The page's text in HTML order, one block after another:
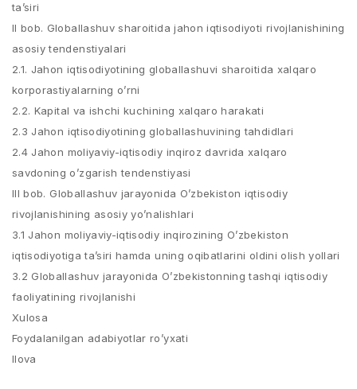
ta’siri
II bob. Globallashuv sharoitida jahon iqtisodiyoti rivojlanishining
asosiy tendenstiyalari
2.1. Jahon iqtisodiyotining globallashuvi sharoitida xalqaro
korporastiyalarning o’rni
2.2. Kapital va ishchi kuchining xalqaro harakati
2.3 Jahon iqtisodiyotining globallashuvining tahdidlari
2.4 Jahon moliyaviy-iqtisodiy inqiroz davrida xalqaro
savdoning o’zgarish tendenstiyasi
III bob. Globallashuv jarayonida O’zbekiston iqtisodiy
rivojlanishining asosiy yo’nalishlari
3.1 Jahon moliyaviy-iqtisodiy inqirozining O’zbekiston
iqtisodiyotiga ta’siri hamda uning oqibatlarini oldini olish yollari
3.2 Globallashuv jarayonida O’zbekistonning tashqi iqtisodiy
faoliyatining rivojlanishi
Xulosa
Foydalanilgan adabiyotlar ro’yxati
Ilova